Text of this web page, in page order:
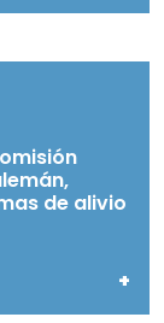
de alivio
+